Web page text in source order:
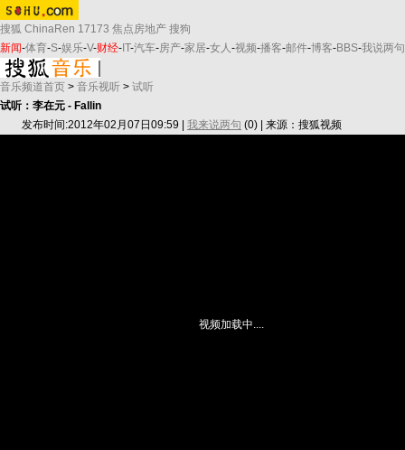
搜狐 ChinaRen 17173 焦点房地产 搜狗
新闻-体育-S-娱乐-V-财经- IT-汽车-房产-家居-女人-视频-播客-邮件-博客-BBS-我说两句
音乐频道首页 > 音乐视听 > 试听
试听：李在元 - Fallin
发布时间:2012年02月07日09:59 | 我来说两句 (0) | 来源：搜狐视频
视频加载中....